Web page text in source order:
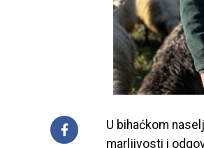
U bihaćkom
marljivosti i